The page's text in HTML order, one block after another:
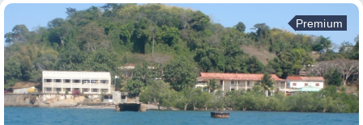
Premium